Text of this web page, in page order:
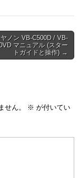
ノン VB-C500D / VB-
マニュアル (スター
トガイドと操作) →
せん。 ※ が付いてい